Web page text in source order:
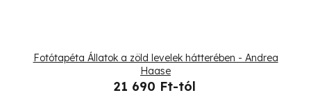
Fotótapéta Állatok a zöld levelek hátterében - Andrea
Haase
21 690 Ft-tól